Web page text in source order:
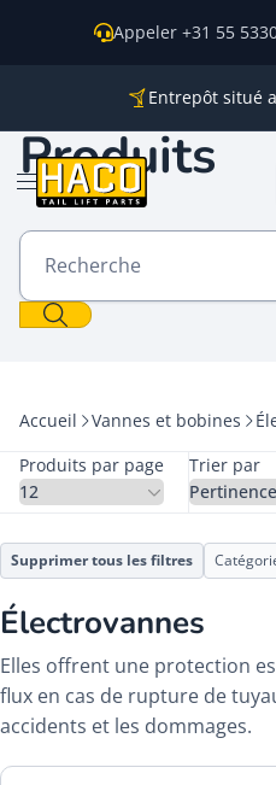
Entrepôt situé
Expéditions dans
Appeler +31 55
Ouvrir le menu
Produits
Recherche
Accueil Vannes et bobines
Produits par page
Trier par
Supprimer tous les filtres
Électrovannes
Elles offrent une protection
flux en cas de rupture de
accidents et les dommages.